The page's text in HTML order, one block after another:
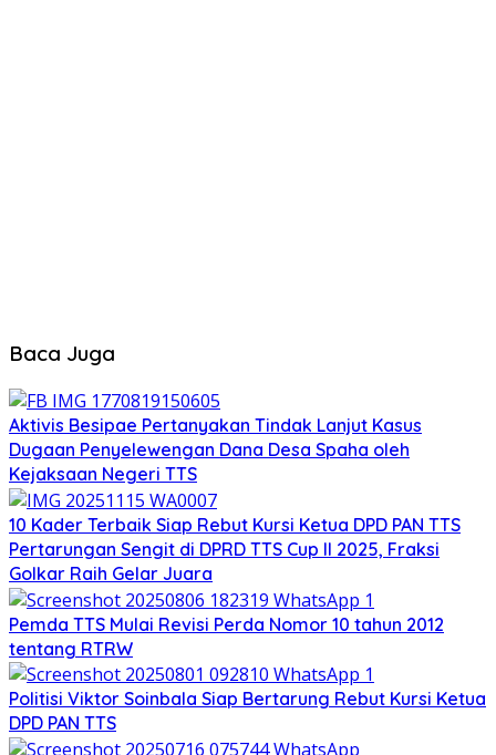
Baca Juga
Aktivis Besipae Pertanyakan Tindak Lanjut Kasus
Dugaan Penyelewengan Dana Desa Spaha oleh
Kejaksaan Negeri TTS
10 Kader Terbaik Siap Rebut Kursi Ketua DPD PAN TTS
Pertarungan Sengit di DPRD TTS Cup II 2025, Fraksi
Golkar Raih Gelar Juara
Pemda TTS Mulai Revisi Perda Nomor 10 tahun 2012
tentang RTRW
Politisi Viktor Soinbala Siap Bertarung Rebut Kursi Ketua
DPD PAN TTS